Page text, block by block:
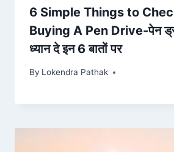
6 Simple Things to
Buying A Pen Drive-पेन
ध्यान दे इन 6 बातों पर
By Lokendra Pathak